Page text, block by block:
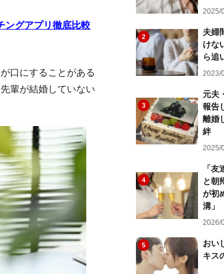
ングアプリ徹底比較
口にすることがある
輩が結婚していない
2025/
2
夫婦
けな
ら追
2023/
3
元夫
報告
離婚
絆
2025/
4
「
と朝
が初
溝」
2026/
5
おい
キス